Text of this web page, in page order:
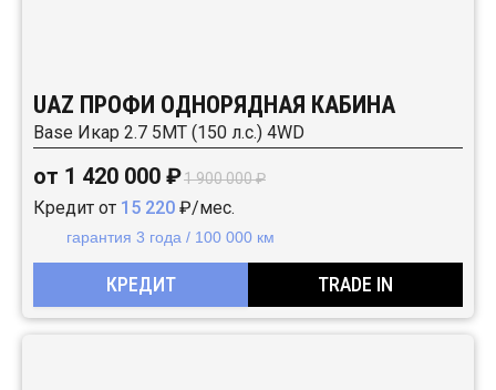
UAZ ПРОФИ ОДНОРЯДНАЯ КАБИНА
Base Икар 2.7 5MT (150 л.с.) 4WD
от 1 420 000 ₽1 900 000 ₽
Кредит от 15 220 ₽/мес.
гарантия 3 года / 100 000 км
КРЕДИТ TRADE IN